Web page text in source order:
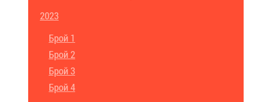
2023
Брой 1
Брой 2
Брой 3
Брой 4